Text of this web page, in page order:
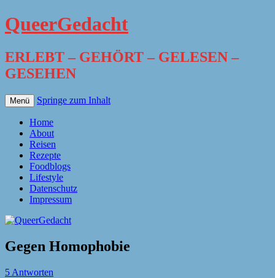
QueerGedacht
ERLEBT – GEHÖRT – GELESEN –
GESEHEN
Menü Springe zum Inhalt
Home
About
Reisen
Rezepte
Foodblogs
Lifestyle
Datenschutz
Impressum
Gegen Homophobie
5 Antworten